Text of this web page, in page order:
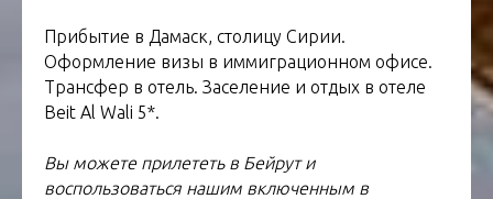
Прибытие в Дамаск, столицу Сирии.
Оформление визы в иммиграционном офисе.
Трансфер в отель. Заселение и отдых в отеле
Beit Al Wali 5*.
Вы можете прилететь в Бейрут и
воспользоваться нашим включенным в